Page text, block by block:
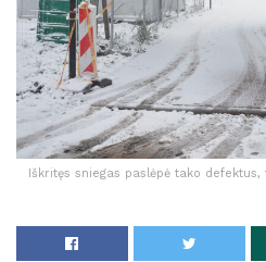
Iškritęs sniegas paslėpė tako